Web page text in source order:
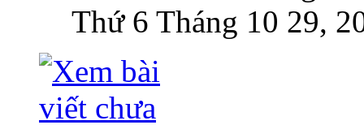
Thứ 6 Tháng 10 29,